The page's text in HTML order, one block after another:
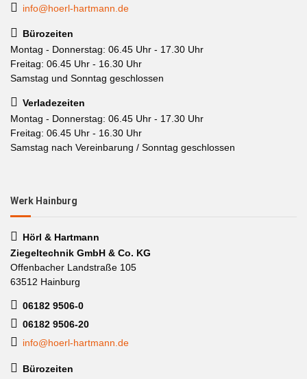
info@hoerl-hartmann.de
Bürozeiten
Montag - Donnerstag: 06.45 Uhr - 17.30 Uhr
Freitag: 06.45 Uhr - 16.30 Uhr
Samstag und Sonntag geschlossen
Verladezeiten
Montag - Donnerstag: 06.45 Uhr - 17.30 Uhr
Freitag: 06.45 Uhr - 16.30 Uhr
Samstag nach Vereinbarung / Sonntag geschlossen
Werk Hainburg
Hörl & Hartmann
Ziegeltechnik GmbH & Co. KG
Offenbacher Landstraße 105
63512 Hainburg
06182 9506-0
06182 9506-20
info@hoerl-hartmann.de
Bürozeiten